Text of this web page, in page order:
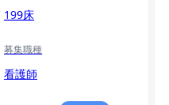
199床
募集職種
看護師